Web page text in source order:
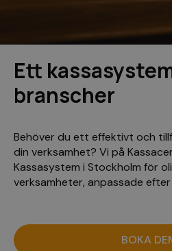
Ett
branscher
Behöver du ett effektivt och
din verksamhet? Vi på
Kassasystem i Stockholm för
verksamheter, anpassade
BOKA